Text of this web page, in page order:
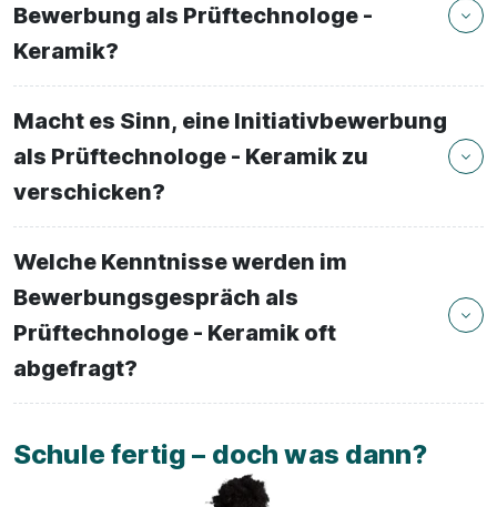
Bewerbung als Prüftechnologe -
Keramik?
Macht es Sinn, eine Initiativbewerbung
als Prüftechnologe - Keramik zu
verschicken?
Welche Kenntnisse werden im
Bewerbungsgespräch als
Prüftechnologe - Keramik oft
abgefragt?
Schule fertig – doch was dann?